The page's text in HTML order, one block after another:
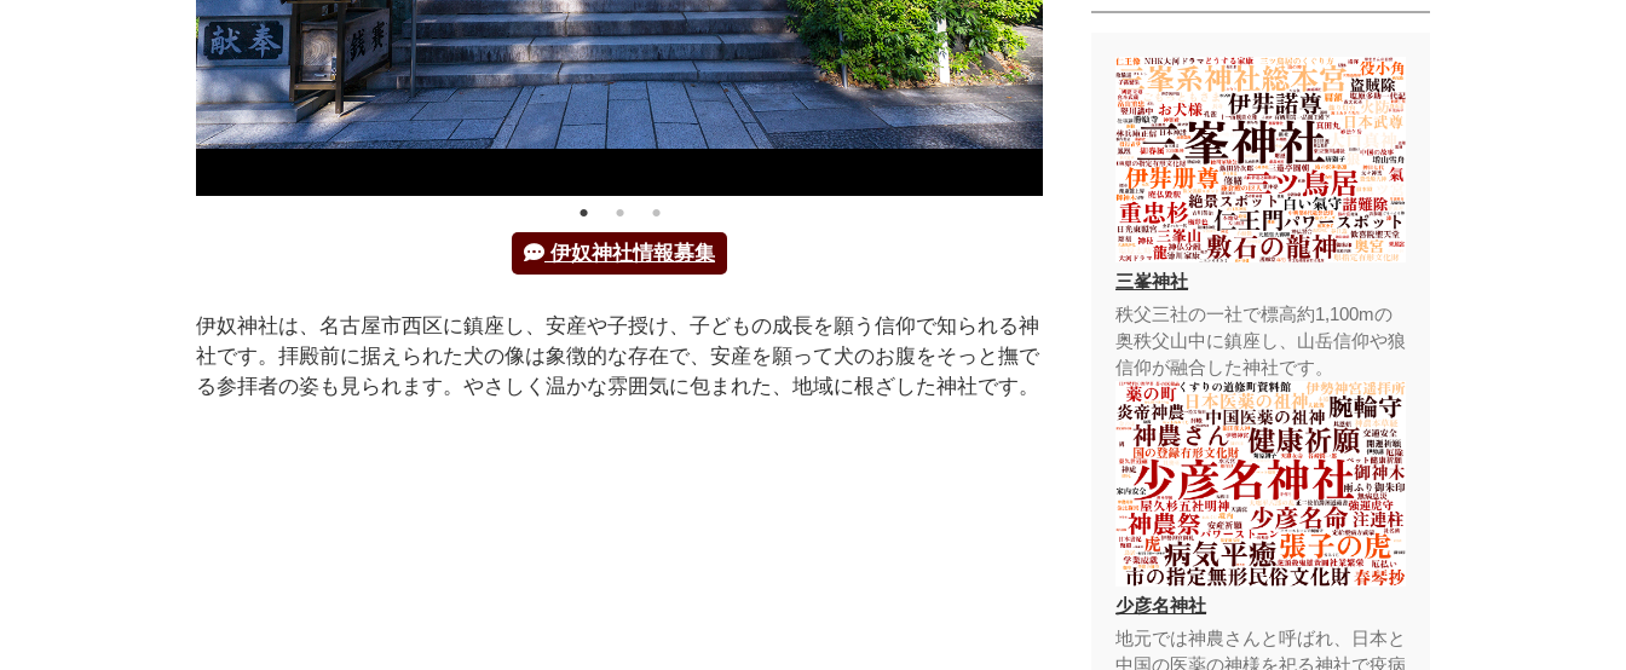
伊奴神社情報募集
伊奴神社は、名古屋市西区に鎮座し、安産や子授け、子どもの成長を願う信仰で知られる神
社です。拝殿前に据えられた犬の像は象徴的な存在で、安産を願って犬のお腹をそっと撫で
る参拝者の姿も見られます。やさしく温かな雰囲気に包まれた、地域に根ざした神社です。
三峯神社
秩父三社の一社で標高約1,100mの
奥秩父山中に鎮座し、山岳信仰や狼
信仰が融合した神社です。
少彦名神社
地元では神農さんと呼ばれ、日本と
中国の医薬の神様を祀る神社で疫病